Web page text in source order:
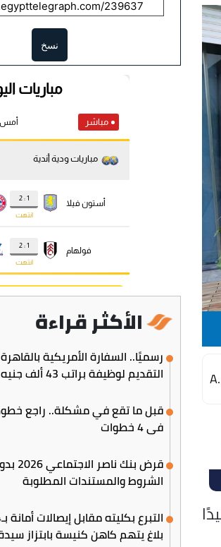
.A
نسخ
الأكثر قراءة
رسميًا.. السفارة الأمريكية
التقديم لوظيفة براتب 43 ألف جنيه شهريًا
قبل ما تقع في مشكلة.. راجع
في 4 خطوات
قرض بنك
الشروط والمستندات المطلوبة
بلاغ يتهم كاهن كنيسة بابتزاز